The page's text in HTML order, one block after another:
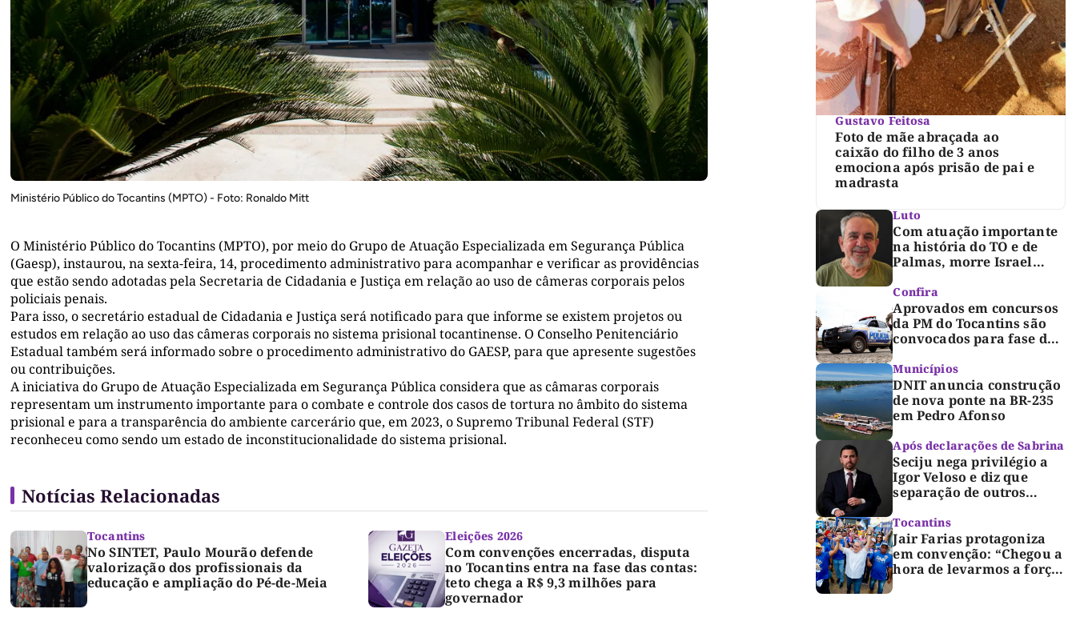
Ministério Público do Tocantins (MPTO) - Foto: Ronaldo Mitt
O Ministério Público do Tocantins (MPTO), por meio do Grupo de Atuação Especializada em Segurança Pública
(Gaesp), instaurou, na sexta-feira, 14, procedimento administrativo para acompanhar e verificar as providências
que estão sendo adotadas pela Secretaria de Cidadania e Justiça em relação ao uso de câmeras corporais pelos
policiais penais.
Para isso, o secretário estadual de Cidadania e Justiça será notificado para que informe se existem projetos ou
estudos em relação ao uso das câmeras corporais no sistema prisional tocantinense. O Conselho Penitenciário
Estadual também será informado sobre o procedimento administrativo do GAESP, para que apresente sugestões
ou contribuições.
A iniciativa do Grupo de Atuação Especializada em Segurança Pública considera que as câmaras corporais
representam um instrumento importante para o combate e controle dos casos de tortura no âmbito do sistema
prisional e para a transparência do ambiente carcerário que, em 2023, o Supremo Tribunal Federal (STF)
reconheceu como sendo um estado de inconstitucionalidade do sistema prisional.
Notícias Relacionadas
Tocantins
No SINTET, Paulo Mourão defende
valorização dos profissionais da
educação e ampliação do Pé-de-Meia
Eleições 2026
Com convenções encerradas, disputa
no Tocantins entra na fase das contas:
teto chega a R$ 9,3 milhões para
governador
Gustavo Feitosa
Foto de mãe abraçada ao
caixão do filho de 3 anos
emociona após prisão de pai e
madrasta
Luto
Com atuação importante
na história do TO e de
Palmas, morre Israel
luto oficial de três dias
Confira
Aprovados em concursos
da PM do Tocantins são
convocados para fase de
Municípios
DNIT anuncia construção
de nova ponte na BR-235
em Pedro Afonso
Após declarações de Sabrina
Seciju nega privilégio a
Igor Veloso e diz que
separação de outros
segurança
Tocantins
Jair Farias protagoniza
em convenção: “Chegou a
hora de levarmos a força